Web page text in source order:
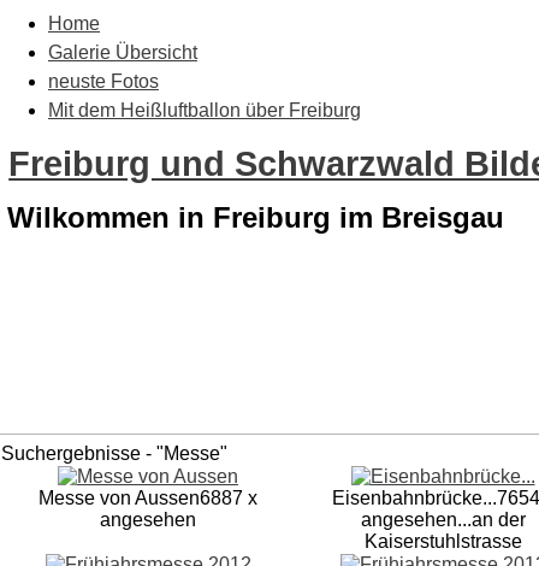
Home
Galerie Übersicht
neuste Fotos
Mit dem Heißluftballon über Freiburg
Freiburg und Schwarzwald
Wilkommen in Freiburg im Breisgau
Suchergebnisse - "Messe"
Messe von Aussen6887 x
angesehen
Eisenbahnbrücke...
angesehen...an der
Kaiserstuhlstrasse